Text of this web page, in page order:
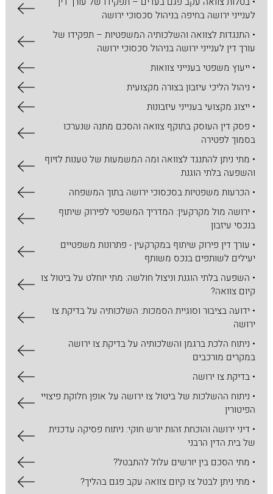
לענייני ירושה בחיפה בניהול סכסוכי ירושה
• התנגדות לצוואה והשלכותיה המשפטיות – תפקידו של
עורך דין לענייני ירושה בניהול סכסוכי ירושה
• ייעוץ משפטי בענייני צוואות
• ניהול הליכי עיזבון בצורה מקצועית
• ייצוג מקצועי בענייני עיזבונות
• פסק דין העוסק בתוקף צוואה והסכם מתנה שנערכו
בסמוך לפטירה
• מתי ניתן להתנגד לצוואה ומה המשמעות של טענות לזיוף
והשפעה בלתי הוגנת
• הכרעות משפטיות בסכסוכי ירושה בתוך המשפחה
• ירושה מול מקרקעין: המדריך המשפטי לפירוק שיתוף
בנכסי עיזבון
• עורך דין פירוק שיתוף במקרקעין - פתרונות משפטיים
יעילים לשותפים בנכס משותף
• השפעה בלתי הוגנת וניצול חולשה: מתי יוחלט על ביטול צו
קיום צוואה?
• ידועה בציבור וסוגיית הסמכות: השלכותיה על בדיקת צו
ירושה
• ניתוח הלכת ברגמן והשלכותיה על בדיקת צו ירושה
במקרים מורכבים
• בדיקת צו ירושה
• ניתוח ההשלכות של ביטול צו ירושה על אופן חלוקת פיצויי
הפיטורין
• דיני ירושה והוכחת זהות יורש חוקי: ניתוח פסיקה עדכנית
של בית הדין הרבני
• מתי הסכם בין יורשים עלול להתבטל?
• מתי ניתן לבטל צו קיום צוואה עקב פגם בהליך?